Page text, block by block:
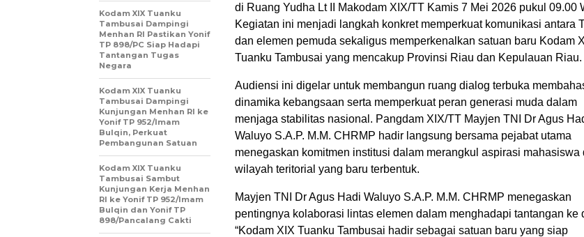
di Ruang Yudha Lt II Makodam XIX/TT Kamis 7 Mei 2026 pukul 09.00
Kegiatan ini menjadi langkah konkret memperkuat komunikasi antara
dan elemen pemuda sekaligus memperkenalkan satuan baru Kodam
Tuanku Tambusai yang mencakup Provinsi Riau dan Kepulauan Riau.
Audiensi ini digelar untuk membangun ruang dialog terbuka
dinamika kebangsaan serta memperkuat peran generasi muda dalam
menjaga stabilitas nasional. Pangdam XIX/TT Mayjen TNI Dr Agus
Waluyo S.A.P. M.M. CHRMP hadir langsung bersama pejabat utama
menegaskan komitmen institusi dalam merangkul aspirasi mahasiswa
wilayah teritorial yang baru terbentuk.
Mayjen TNI Dr Agus Hadi Waluyo S.A.P. M.M. CHRMP menegaskan
pentingnya kolaborasi lintas elemen dalam menghadapi tantangan ke
“Kodam XIX Tuanku Tambusai hadir sebagai satuan baru yang siap
Kodam XIX Tuanku
Tambusai Dampingi
Menhan RI Pastikan Yonif
TP 898/PC Siap Hadapi
Tantangan Tugas
Negara
Kodam XIX Tuanku
Tambusai Dampingi
Kunjungan Menhan RI ke
Yonif TP 952/Imam
Bulqin, Perkuat
Pembangunan Satuan
Kodam XIX Tuanku
Tambusai Sambut
Kunjungan Kerja Menhan
RI ke Yonif TP 952/Imam
Bulqin dan Yonif TP
898/Pancalang Cakti